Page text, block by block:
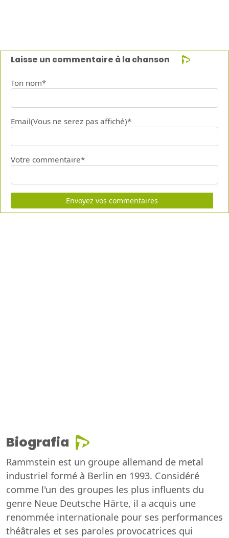
Laisse un commentaire à la chanson
Ton nom*
Email(Vous ne serez pas affiché)*
Votre commentaire*
Envoyez vos commentaires
Biografia
Rammstein est un groupe allemand de metal
industriel formé à Berlin en 1993. Considéré
comme l'un des groupes les plus influents du
genre Neue Deutsche Härte, il a acquis une
renommée internationale pour ses performances
théâtrales et ses paroles provocatrices qui